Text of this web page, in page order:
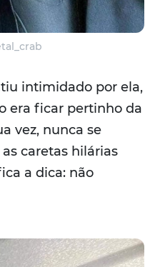
intimidado por ela,
era ficar pertinho da
vez, nunca se
caretas hilárias
a dica: não